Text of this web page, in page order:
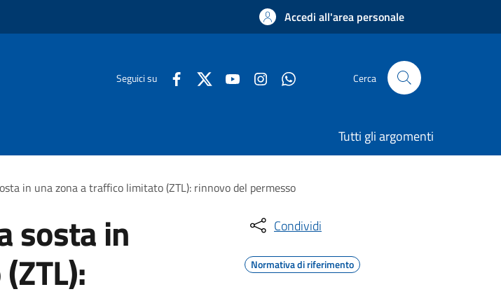
Accedi all'area personale
Seguici su Cerca
Tutti gli argomenti
in una zona a traffico limitato (ZTL): rinnovo del permesso
sosta in Condividi
Normativa di riferimento